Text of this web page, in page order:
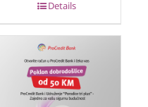
Details